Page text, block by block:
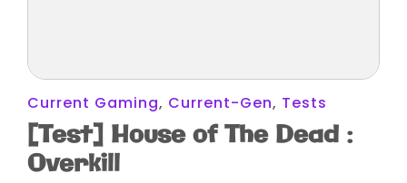
Current Gaming, Current-Gen, Tests
[Test] House of The Dead :
Overkill